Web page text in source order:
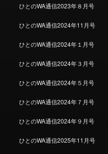
ひとのWA通信2023年８月号
ひとのWA通信2024年11月号
ひとのWA通信2024年１月号
ひとのWA通信2024年３月号
ひとのWA通信2024年５月号
ひとのWA通信2024年７月号
ひとのWA通信2024年９月号
ひとのWA通信2025年11月号